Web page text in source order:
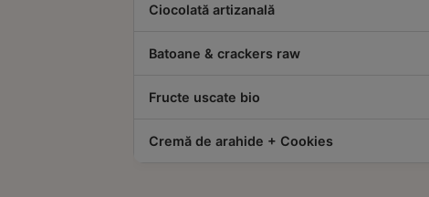
Ciocolată artizanală
Batoane & crackers raw
Fructe uscate bio
Cremă de arahide + Cookies